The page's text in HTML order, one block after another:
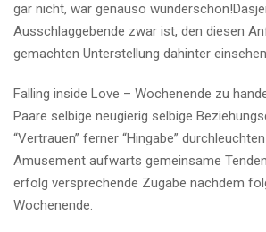
gar nicht, war genauso
Ausschlaggebende zwar ist, den diesen
gemachten Unterstellung dahinter
Falling inside Love – Wochenende zu
Paare selbige neugierig selbige
“Vertrauen” ferner “Hingabe”
Amusement aufwarts gemeinsame
erfolg versprechende Zugabe nachdem
Wochenende.